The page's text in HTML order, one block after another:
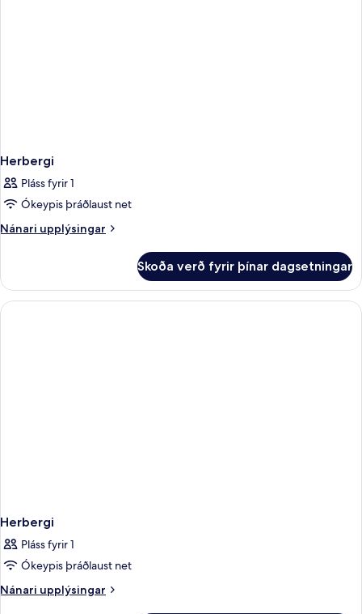
Herbergi
Pláss fyrir 1
Ókeypis þráðlaust net
Nánari upplýsingar
Nánari
Skoða verð fyrir þínar dagsetningar
Herbergi
Pláss fyrir 1
Ókeypis þráðlaust net
Nánari upplýsingar
Nánari